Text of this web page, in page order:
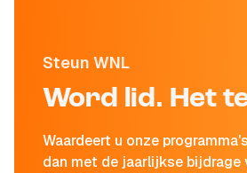
Steun WNL
Word lid. Het
Waardeert u onze
dan met de jaarlijkse bijdrage